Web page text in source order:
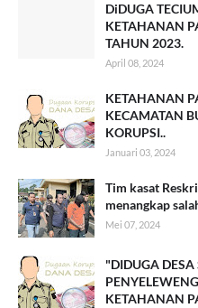
DiDUGA
KETAHANAN
TAHUN 2023.
April 08, 2024
KETAHANAN
KECAMATAN
KORUPSI..
Januari 03, 2024
Tim kasat
menangkap
Mei 07, 2024
"DIDUGA
KETAHANAN